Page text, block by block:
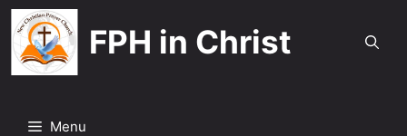
Skip
to
content
FPH in Christ
Menu